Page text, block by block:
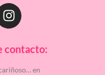
contacto:
en